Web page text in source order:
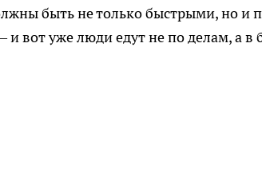
быть не только быстрыми, но и
вот уже люди едут не по делам, а в